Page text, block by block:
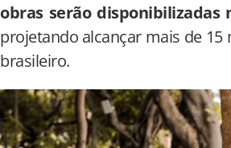
obras serão disponibilizadas
projetando alcançar mais de
brasileiro.